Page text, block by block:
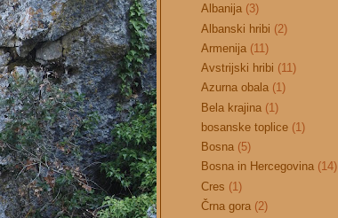
Albanija (3)
Albanski hribi (2)
Armenija (11)
Avstrijski hribi (11)
Azurna obala (1)
Bela krajina (1)
bosanske toplice (1)
Bosna (5)
Bosna in Hercegovina (14)
Cres (1)
Črna gora (2)